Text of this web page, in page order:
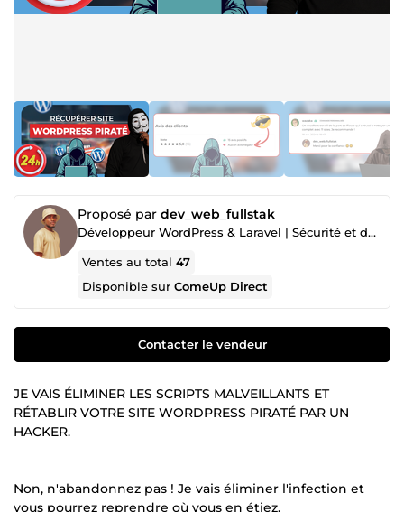
Proposé par dev_web_fullstak
Développeur WordPress & Laravel | Sécurité et dépannage
Ventes au total47
Disponible surComeUp Direct
Contacter le vendeur
JE VAIS ÉLIMINER LES SCRIPTS MALVEILLANTS ET
RÉTABLIR VOTRE SITE WORDPRESS PIRATÉ PAR UN
HACKER.
Non, n'abandonnez pas ! Je vais éliminer l'infection et
vous pourrez reprendre où vous en étiez.